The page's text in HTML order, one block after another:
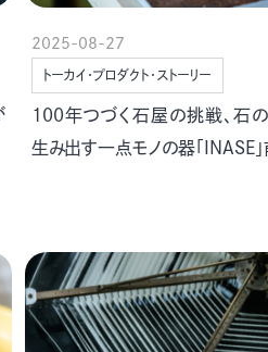
2025-08-27
トーカイ・プロダクト・ストーリー
100年つづく石屋の挑戦、石
生み出す一点モノの器「INASE